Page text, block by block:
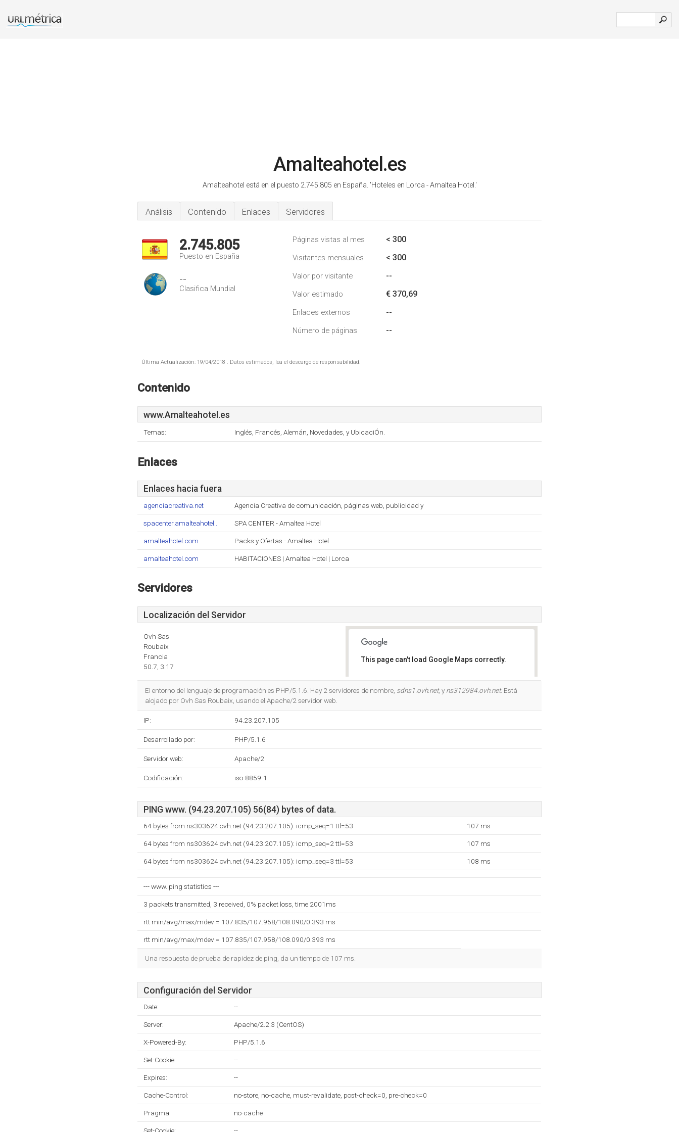
Amalteahotel.es
Amalteahotel está en el puesto 2.745.805 en España. 'Hoteles en Lorca - Amaltea Hotel.'
Análisis Contenido Enlaces Servidores
2.745.805
Puesto en España
--
Clasifica Mundial
Páginas vistas al mes < 300
Visitantes mensuales < 300
Valor por visitante --
Valor estimado € 370,69
Enlaces externos --
Número de páginas --
Última Actualización: 19/04/2018 . Datos estimados, lea el descargo de responsabilidad.
Contenido
www.Amalteahotel.es
Temas: Inglés, Francés, Alemán, Novedades, y UbicaciÓn.
Enlaces
Enlaces hacia fuera
agenciacreativa.net Agencia Creativa de comunicación, páginas web, publicidad y
spacenter.amalteahotel.. SPA CENTER - Amaltea Hotel
amalteahotel.com Packs y Ofertas - Amaltea Hotel
amalteahotel.com HABITACIONES | Amaltea Hotel | Lorca
Servidores
Localización del Servidor
Ovh Sas
Roubaix
Francia
50.7, 3.17
This page can't load Google Maps correctly.
El entorno del lenguaje de programación es PHP/5.1.6. Hay 2 servidores de nombre, sdns1.ovh.net, y ns312984.ovh.net. Está
alojado por Ovh Sas Roubaix, usando el Apache/2 servidor web.
IP: 94.23.207.105
Desarrollado por: PHP/5.1.6
Servidor web: Apache/2
Codificación: iso-8859-1
PING www. (94.23.207.105) 56(84) bytes of data.
64 bytes from ns303624.ovh.net (94.23.207.105): icmp_seq=1 ttl=53 107 ms
64 bytes from ns303624.ovh.net (94.23.207.105): icmp_seq=2 ttl=53 107 ms
64 bytes from ns303624.ovh.net (94.23.207.105): icmp_seq=3 ttl=53 108 ms
--- www. ping statistics ---
3 packets transmitted, 3 received, 0% packet loss, time 2001ms
rtt min/avg/max/mdev = 107.835/107.958/108.090/0.393 ms
rtt min/avg/max/mdev = 107.835/107.958/108.090/0.393 ms
Una respuesta de prueba de rapidez de ping, da un tiempo de 107 ms.
Configuración del Servidor
Date: --
Server: Apache/2.2.3 (CentOS)
X-Powered-By: PHP/5.1.6
Set-Cookie: --
Expires: --
Cache-Control: no-store, no-cache, must-revalidate, post-check=0, pre-check=0
Pragma: no-cache